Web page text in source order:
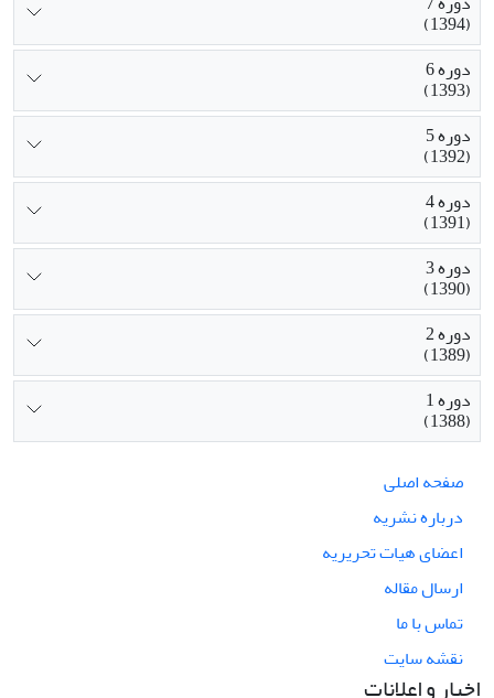
(1394)
دوره 6
(1393)
دوره 5
(1392)
دوره 4
(1391)
دوره 3
(1390)
دوره 2
(1389)
دوره 1
(1388)
صفحه اصلی
درباره نشریه
اعضای هیات تحریریه
ارسال مقاله
تماس با ما
نقشه سایت
اخبار و اعلانات